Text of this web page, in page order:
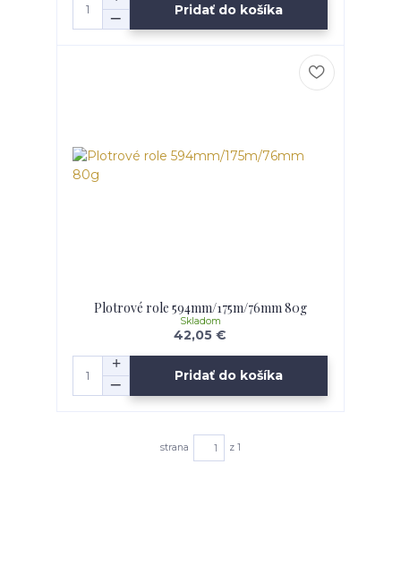
Pridať do košíka
Plotrové role 594mm/175m/76mm 80g
42,05 €
Skladom
Pridať do košíka
strana z 1